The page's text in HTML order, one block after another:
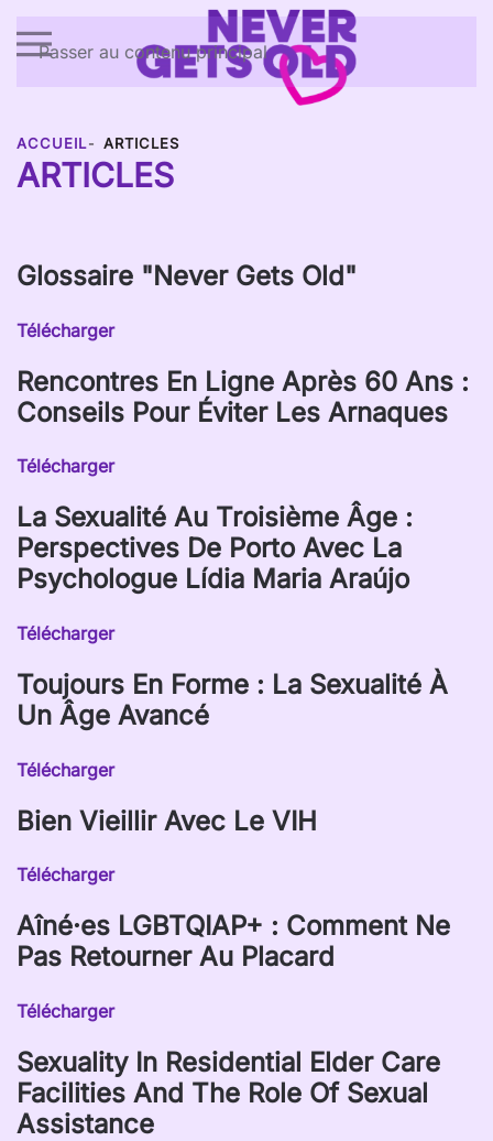
Passer au contenu principal
ACCUEIL ARTICLES
ARTICLES
Glossaire "Never Gets Old"
Télécharger
Rencontres En Ligne Après 60 Ans :
Conseils Pour Éviter Les Arnaques
Télécharger
La Sexualité Au Troisième Âge :
Perspectives De Porto Avec La
Psychologue Lídia Maria Araújo
Télécharger
Toujours En Forme : La Sexualité À
Un Âge Avancé
Télécharger
Bien Vieillir Avec Le VIH
Télécharger
Aîné·es LGBTQIAP+ : Comment Ne
Pas Retourner Au Placard
Télécharger
Sexuality In Residential Elder Care
Facilities And The Role Of Sexual
Assistance